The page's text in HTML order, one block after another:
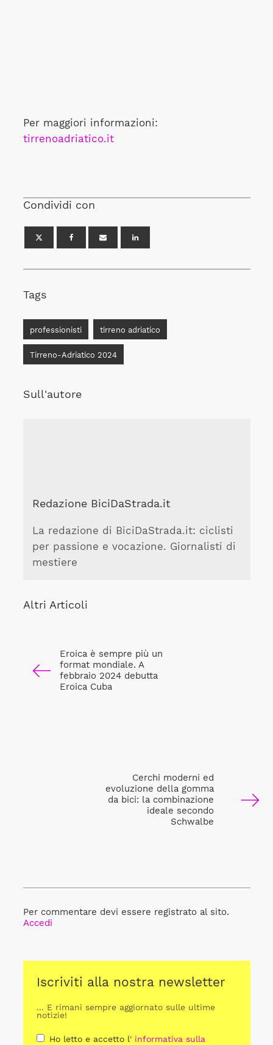
Per maggiori informazioni:
tirrenoadriatico.it
Condividi con
Tags
professionisti tirreno adriatico
Tirreno-Adriatico 2024
Sull'autore
Redazione BiciDaStrada.it
La redazione di BiciDaStrada.it: ciclisti
per passione e vocazione. Giornalisti di
mestiere
Altri Articoli
Eroica è sempre più un
format mondiale. A
febbraio 2024 debutta
Eroica Cuba
Cerchi moderni ed
evoluzione della gomma
da bici: la combinazione
ideale secondo
Schwalbe
Per commentare devi essere registrato al sito.
Accedi
Iscriviti alla nostra newsletter
... E rimani sempre aggiornato sulle ultime
notizie!
Ho letto e accetto l' informativa sulla